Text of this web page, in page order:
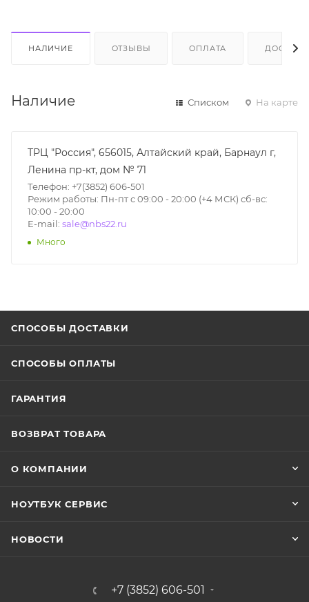
НАЛИЧИЕ ОТЗЫВЫ ОПЛАТА
Наличие Списком На карте
ТРЦ "Россия", 656015, Алтайский край, Барнаул г,
Ленина пр-кт, дом № 71
Телефон: +7(3852) 606-501
Режим работы: Пн-пт с 09:00 - 20:00 (+4 МСК) сб-вс:
10:00 - 20:00
E-mail: sale@nbs22.ru
Много
СПОСОБЫ ДОСТАВКИ
СПОСОБЫ ОПЛАТЫ
ГАРАНТИЯ
ВОЗВРАТ ТОВАРА
О КОМПАНИИ
НОУТБУК СЕРВИС
НОВОСТИ
+7 (3852) 606-501